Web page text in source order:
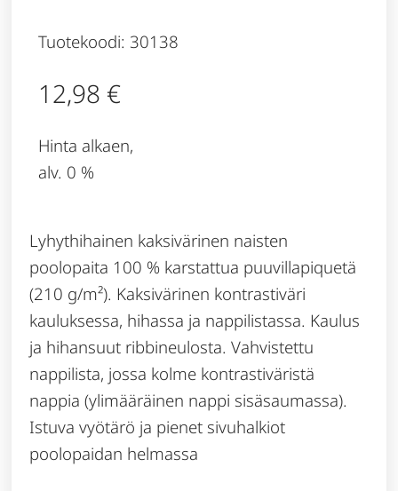
Tuotekoodi: 30138
12,98 €
Hinta alkaen,
alv. 0 %
Lyhythihainen kaksivärinen naisten
poolopaita 100 % karstattua puuvillapiquetä
(210 g/m²). Kaksivärinen kontrastiväri
kauluksessa, hihassa ja nappilistassa. Kaulus
ja hihansuut ribbineulosta. Vahvistettu
nappilista, jossa kolme kontrastiväristä
nappia (ylimääräinen nappi sisäsaumassa).
Istuva vyötärö ja pienet sivuhalkiot
poolopaidan helmassa